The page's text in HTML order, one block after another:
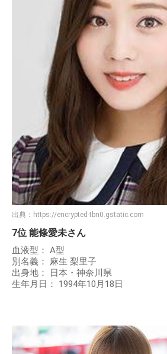
出典： https://encrypted-tbn0.gstatic.com
7位 能條愛未さん
血液型： A型
別名義： 麻生 梨里子
出身地： 日本・神奈川県
生年月日： 1994年10月18日